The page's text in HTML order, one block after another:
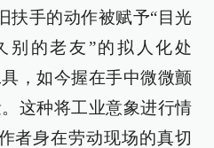
扶手的动作被赋予“目光
别的老友”的拟人化处
，如今握在手中微微颤
这种将工业意象进行情
者身在劳动现场的真切